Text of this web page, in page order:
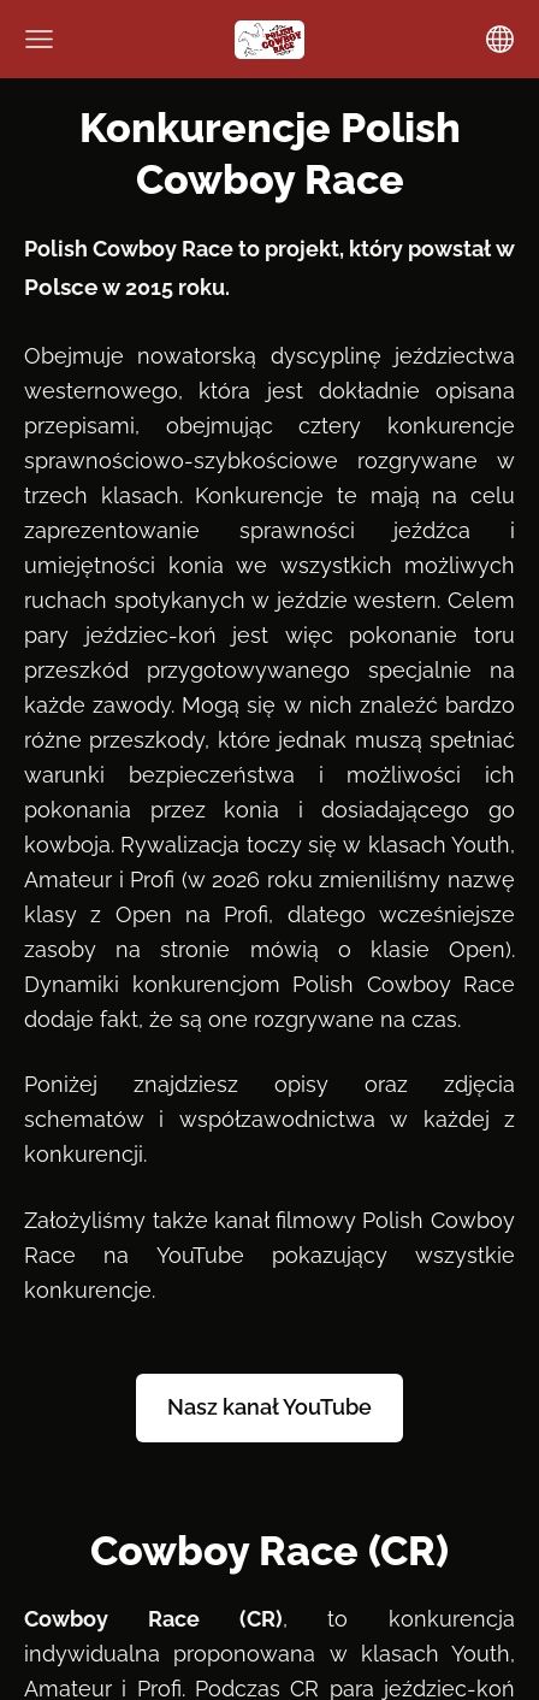
Konkurencje Polish
Cowboy Race
Polish Cowboy Race to projekt, który powstałw
Polscew 2015 roku.
Obejmuje nowatorską dyscyplinę jeździectwa
westernowego, która jest dokładnie opisana
przepisami, obejmując cztery konkurencje
sprawnościowo-szybkościowe rozgrywane w
trzech klasach. Konkurencje te mają na celu
zaprezentowanie sprawności jeźdźca i
umiejętności konia we wszystkich możliwych
ruchach spotykanych w jeździe western. Celem
pary jeździec-koń jest więc pokonanie toru
przeszkód przygotowywanego specjalnie na
każde zawody. Mogą się w nich znaleźć bardzo
różne przeszkody, które jednak muszą spełniać
warunki bezpieczeństwa i możliwości ich
pokonania przez konia i dosiadającego go
kowboja. Rywalizacja toczy się w klasach Youth,
Amateur i Profi (w 2026 roku zmieniliśmy nazwę
klasy z Open na Profi, dlatego wcześniejsze
zasoby na stronie mówią o klasie Open).
Dynamiki konkurencjom Polish Cowboy Race
dodaje fakt, że są one rozgrywane na czas.
Poniżej znajdziesz opisy oraz zdjęcia
schematów i współzawodnictwa w każdej z
konkurencji.
Założyliśmy także kanał filmowy Polish Cowboy
Race na YouTube pokazujący wszystkie
konkurencje.
Nasz kanał YouTube
Cowboy Race (CR)
Cowboy Race (CR), to konkurencja
indywidualna proponowana w klasach Youth,
Amateur i Profi. Podczas CR para jeździec-koń